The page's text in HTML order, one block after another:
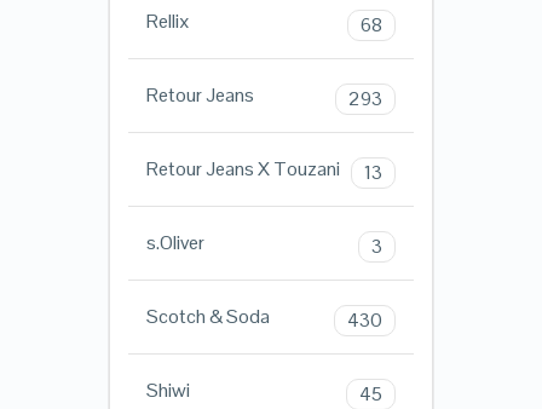
Rellix 68
Retour Jeans 293
Retour Jeans X Touzani 13
s.Oliver 3
Scotch & Soda 430
Shiwi 45